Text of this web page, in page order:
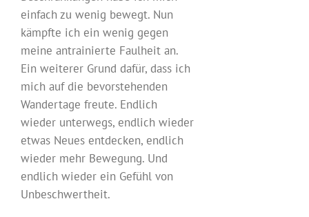
einfach zu wenig bewegt. Nun
kämpfte ich ein wenig gegen
meine antrainierte Faulheit an.
Ein weiterer Grund dafür, dass ich
mich auf die bevorstehenden
Wandertage freute. Endlich
wieder unterwegs, endlich wieder
etwas Neues entdecken, endlich
wieder mehr Bewegung. Und
endlich wieder ein Gefühl von
Unbeschwertheit.